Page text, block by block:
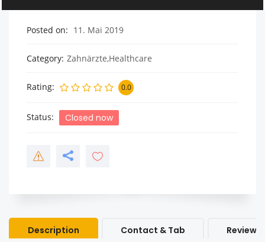
Posted on 11. Mai 2019
Category Zahnärzte,Healthcare
Rating 0.0
Status Closed now
Description Contact & Tab Review